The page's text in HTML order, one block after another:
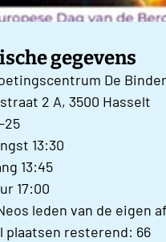
gegevens
De
2 A, 3500 Hasselt
25
13:30
13:45
17:00
leden van de eigen
plaatsen resterend: 66